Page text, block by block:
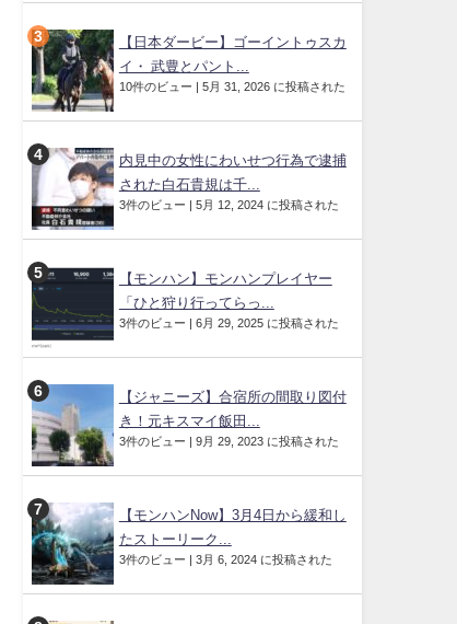
【日本ダービー】ゴーイントゥスカ
イ・ 武豊とパント...
10件のビュー | 5月 31, 2026 に投稿された
内見中の女性にわいせつ行為で逮捕
された白石貴規は千...
3件のビュー | 5月 12, 2024 に投稿された
【モンハン】モンハンプレイヤー
「ひと狩り行ってらっ...
3件のビュー | 6月 29, 2025 に投稿された
【ジャニーズ】合宿所の間取り図付
き！元キスマイ飯田...
3件のビュー | 9月 29, 2023 に投稿された
【モンハンNow】3月4日から緩和し
たストーリーク...
3件のビュー | 3月 6, 2024 に投稿された